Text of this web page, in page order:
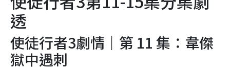
透
使徒行者3劇情｜第 11 集：韋傑
獄中遇刺